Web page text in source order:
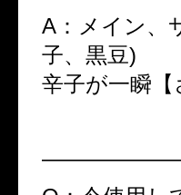
A：メイン、
子、黒豆)
辛子が一瞬